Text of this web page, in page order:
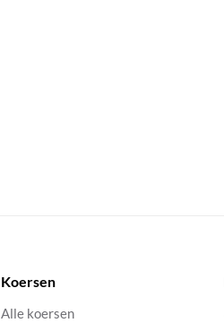
Koersen
Alle koersen